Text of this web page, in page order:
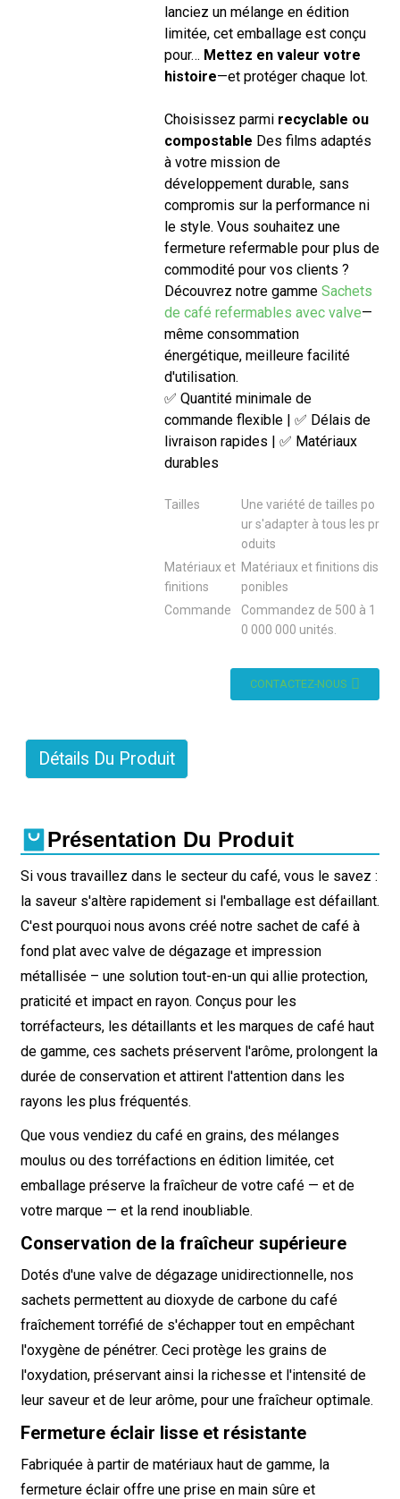
lanciez un mélange en édition
limitée, cet emballage est conçu
pour… Mettez en valeur votre
histoire—et protéger chaque lot.
Choisissez parmi recyclable ou
compostable Des films adaptés
à votre mission de
développement durable, sans
compromis sur la performance ni
le style. Vous souhaitez une
fermeture refermable pour plus de
commodité pour vos clients ?
Découvrez notre gamme Sachets
de café refermables avec valve—
même consommation
énergétique, meilleure facilité
d'utilisation.
✅ Quantité minimale de
commande flexible | ✅ Délais de
livraison rapides | ✅ Matériaux
durables
Tailles
Une variété de tailles po
ur s'adapter à tous les pr
oduits
Matériaux et
finitions
Matériaux et finitions dis
ponibles
Commande
Commandez de 500 à 1
0 000 000 unités.
CONTACTEZ-NOUS
Détails Du Produit
Présentation Du Produit
Si vous travaillez dans le secteur du café, vous le savez :
la saveur s'altère rapidement si l'emballage est défaillant.
C'est pourquoi nous avons créé notre sachet de café à
fond plat avec valve de dégazage et impression
métallisée – une solution tout-en-un qui allie protection,
praticité et impact en rayon. Conçus pour les
torréfacteurs, les détaillants et les marques de café haut
de gamme, ces sachets préservent l'arôme, prolongent la
durée de conservation et attirent l'attention dans les
rayons les plus fréquentés.
Que vous vendiez du café en grains, des mélanges
moulus ou des torréfactions en édition limitée, cet
emballage préserve la fraîcheur de votre café — et de
votre marque — et la rend inoubliable.
Conservation de la fraîcheur supérieure
Dotés d'une valve de dégazage unidirectionnelle, nos
sachets permettent au dioxyde de carbone du café
fraîchement torréfié de s'échapper tout en empêchant
l'oxygène de pénétrer. Ceci protège les grains de
l'oxydation, préservant ainsi la richesse et l'intensité de
leur saveur et de leur arôme, pour une fraîcheur optimale.
Fermeture éclair lisse et résistante
Fabriquée à partir de matériaux haut de gamme, la
fermeture éclair offre une prise en main sûre et